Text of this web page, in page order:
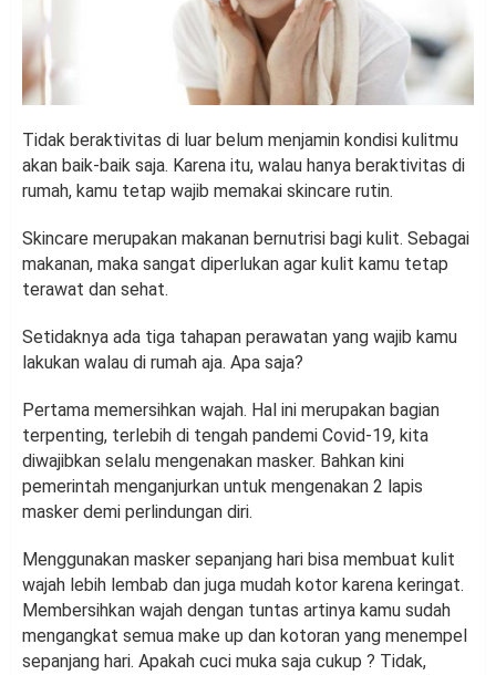
Tidak beraktivitas di luar belum menjamin kondisi kulitmu
akan baik-baik saja. Karena itu, walau hanya beraktivitas di
rumah, kamu tetap wajib memakai skincare rutin.
Skincare merupakan makanan bernutrisi bagi kulit. Sebagai
makanan, maka sangat diperlukan agar kulit kamu tetap
terawat dan sehat.
Setidaknya ada tiga tahapan perawatan yang wajib kamu
lakukan walau di rumah aja. Apa saja?
Pertama memersihkan wajah. Hal ini merupakan bagian
terpenting, terlebih di tengah pandemi Covid-19, kita
diwajibkan selalu mengenakan masker. Bahkan kini
pemerintah menganjurkan untuk mengenakan 2 lapis
masker demi perlindungan diri.
Menggunakan masker sepanjang hari bisa membuat kulit
wajah lebih lembab dan juga mudah kotor karena keringat.
Membersihkan wajah dengan tuntas artinya kamu sudah
mengangkat semua make up dan kotoran yang menempel
sepanjang hari. Apakah cuci muka saja cukup ? Tidak,